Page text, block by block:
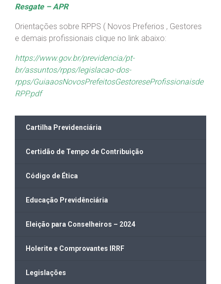
Resgate – APR
Orientações sobre RPPS ( Novos Preferios , Gestores
e demais profissionais clique no link abaixo:
https://www.gov.br/previdencia/pt-
br/assuntos/rpps/legislacao-dos-
rpps/GuiaaosNovosPrefeitosGestoreseProfissionaisde
RPP.pdf
Cartilha Previdenciária
Certidão de Tempo de Contribuição
Código de Ética
Educação Previdênciária
Eleição para Conselheiros – 2024
Holerite e Comprovantes IRRF
Legislações